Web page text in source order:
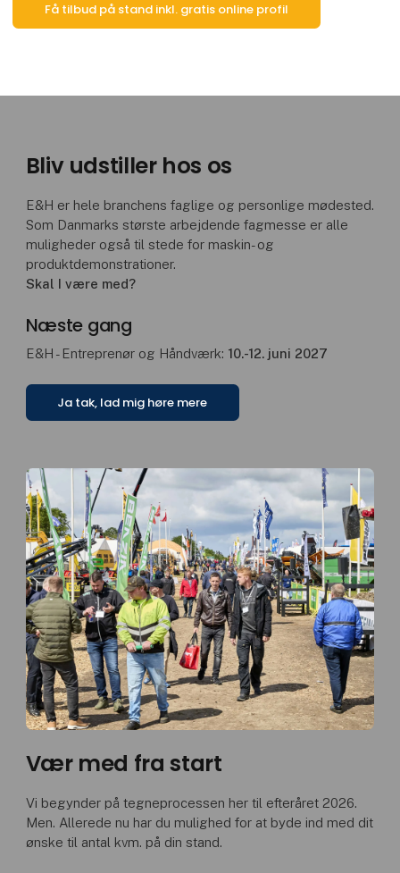
Få tilbud på stand inkl. gratis online profil
Bliv udstiller hos os
E&H er hele branchens faglige og personlige mødested.
Som Danmarks største arbejdende fagmesse er alle
muligheder også til stede for maskin- og
produktdemonstrationer.
Skal I være med?
Næste gang
E&H - Entreprenør og Håndværk: 10.-12. juni 2027
Ja tak, lad mig høre mere
Vær med fra start
Vi begynder på tegneprocessen her til efteråret 2026.
Men. Allerede nu har du mulighed for at byde ind med dit
ønske til antal kvm. på din stand.